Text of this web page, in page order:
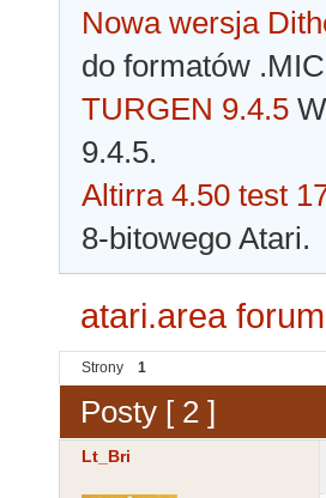
Nowa wersja
do formatów
TURGEN 9.4.5
9.4.5.
Altirra 4.50 test
8-bitowego Atari.
atari.area forum
Strony 1
Posty [ 2 ]
Lt_Bri